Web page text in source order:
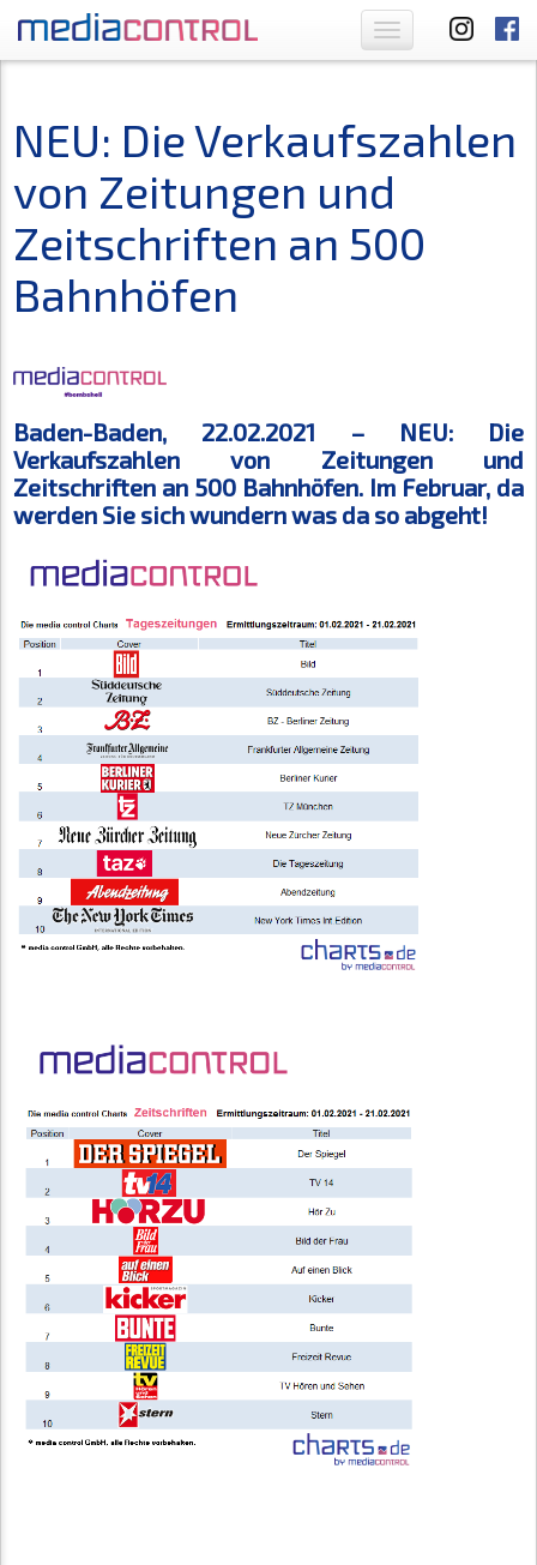
Toggle
navigation
NEU: Die Verkaufszahlen
von Zeitungen und
Zeitschriften an 500
Bahnhöfen
Baden-Baden, 22.02.2021 – NEU: Die
Verkaufszahlen von Zeitungen und
Zeitschriften an 500 Bahnhöfen. Im Februar, da
werden Sie sich wundern was da so abgeht!